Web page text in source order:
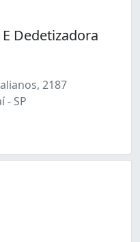
Dedetizadora
2187
- SP